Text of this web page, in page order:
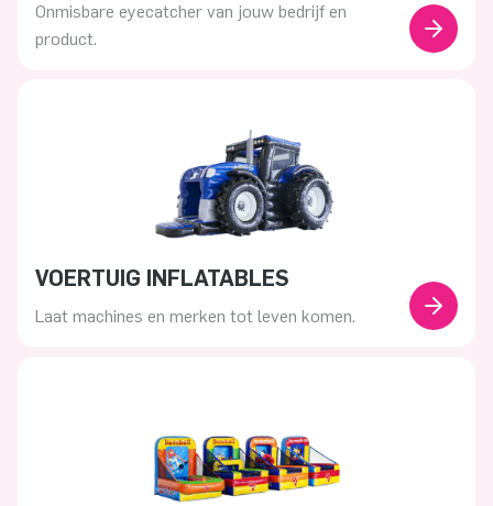
Onmisbare eyecatcher van jouw bedrijf en
product.
VOERTUIG INFLATABLES
Laat machines en merken tot leven komen.